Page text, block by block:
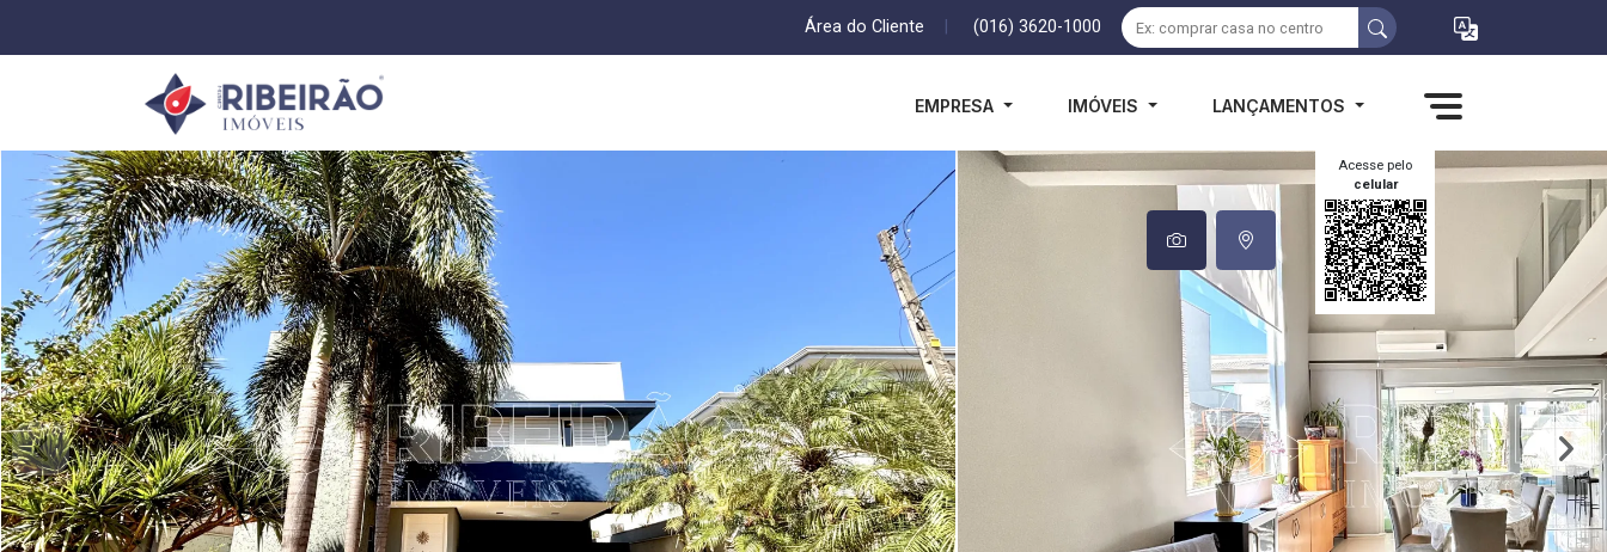
Área do Cliente (016) 3620-1000
EMPRESA IMÓVEIS LANÇAMENTOS
Acesse pelo
celular